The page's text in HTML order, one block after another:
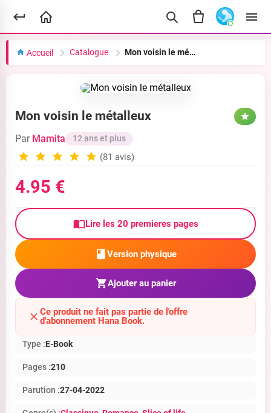
Accueil Catalogue Mon voisin le métalleux
Mon voisin le métalleux
Par Mamita 12 ans et plus
(81 avis)
4.95 €
Lire les 20 premieres pages
Version physique
Ajouter au panier
Ce produit ne fait pas partie de l'offre
d'abonnement Hana Book.
Type :E-Book
Pages :210
Parution :27-04-2022